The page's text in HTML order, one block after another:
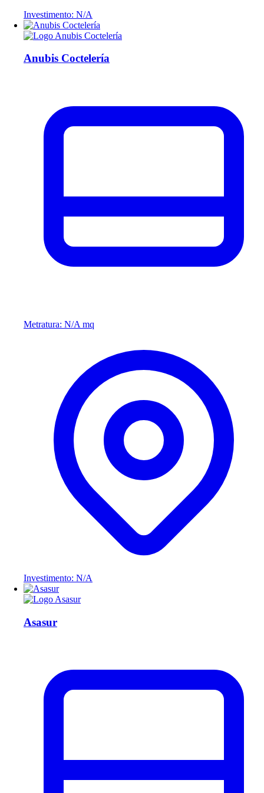
Investimento: N/A
Anubis Coctelería
Metratura: N/A mq
Investimento: N/A
Asasur